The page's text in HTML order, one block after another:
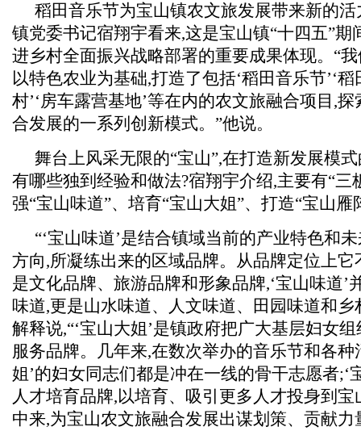
稻田音乐节为宝山镇农文旅发展带来新的
镇党委书记宿翔宇看来,这是宝山镇“十四五”期
进乡村全面振兴战略部署的重要成果体现。“
以特色农业为基础,打造了包括‘稻田音乐节’‘稻
村’‘房车露营基地’等在内的农文旅融合项目,
合发展的一系列创新模式。”他说。
舞台上风采无限的“宝山”,在打造新发展模
有哪些独到经验和做法?宿翔宇介绍,主要有“三
强“宝山味道”、培育“宝山大姐”、打造“宝山雁
“‘宝山味道’是结合镇域当前的产业特色和
方向,所凝练出来的区域品牌。从品牌定位上它
是文化品牌、旅游品牌和形象品牌,‘宝山味道’
味道,更是山水味道、人文味道、田园味道和乡
解释说,“‘宝山大姐’是镇政府把广大基层妇女
服务品牌。几年来,在数次举办的音乐节和各种
姐’的妇女同志们都是冲在一线的骨干志愿者;‘
人才培育品牌,以培育、吸引更多人才投身到
中来,为宝山农文旅融合发展出谋划策、贡献